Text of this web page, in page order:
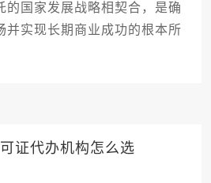
的国家发展战略相契合，是确
并实现长期商业成功的根本所
证代办机构怎么选